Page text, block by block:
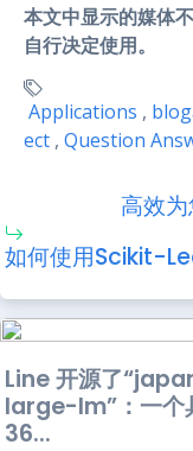
本文中显示的媒体
自行决定使用。
Applications ,
ect , Question
高效
如何使用Scikit-
Line 开源了
large-lm”：一个
36...